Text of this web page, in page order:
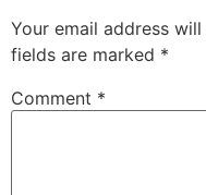
Your email address
fields are marked *
Comment *